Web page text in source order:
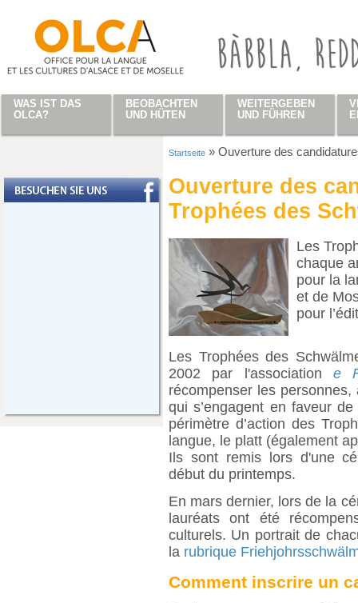
Startseite » Ouverture des
Ouverture des
Trophées des
Les
chaque
pour la
et de
pour
Les Trophées des
2002 par l'association e
récompenser les
qui s’engagent en faveur
périmètre d’action des
langue, le platt (également
Ils sont remis lors d'une
début du printemps.
En mars dernier, lors de la
lauréats ont été
culturels. Un portrait de
la rubrique
Comment inscrire un
WAS IST DAS
OLCA?
BEOBACHTEN
UND HÜTEN
WEITERGEBEN
UND FÜHREN